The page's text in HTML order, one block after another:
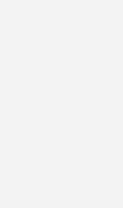
erfolgen. „Die KI sucht sich dann
Osterbrink.
ganz automatisiert arbeitet oder es
braucht, bleibt abzuwarten.
elektrische ­Signalgebung